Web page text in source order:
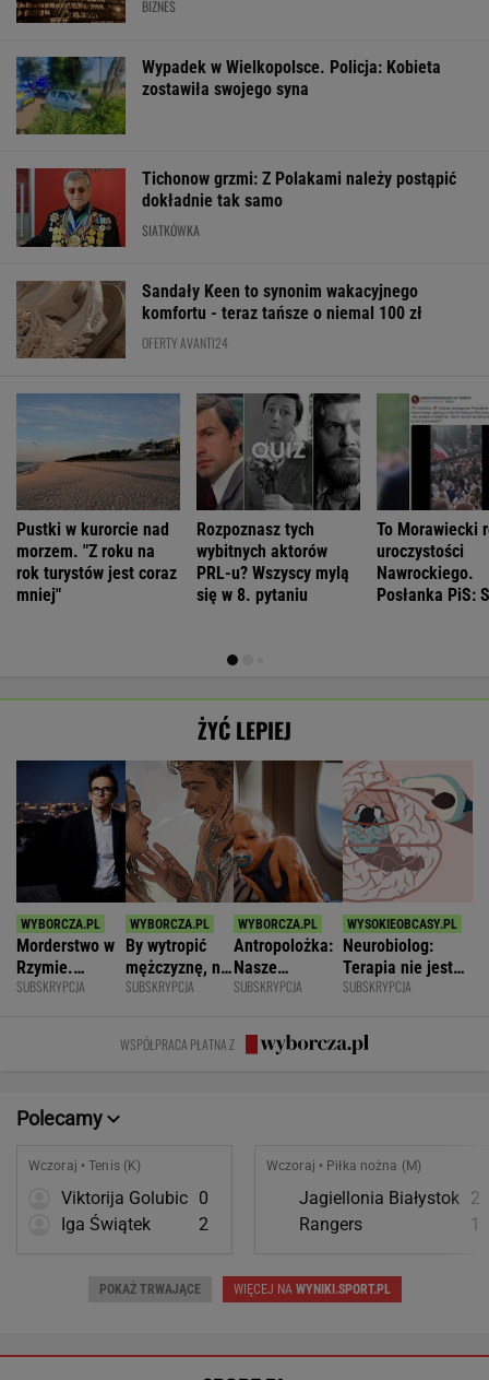
BIZNES
Wypadek w Wielkopolsce. Policja: Kobieta
zostawiła swojego syna
Tichonow grzmi: Z Polakami należy postąpić
dokładnie tak samo
SIATKÓWKA
Sandały Keen to synonim wakacyjnego
komfortu - teraz tańsze o niemal 100 zł
OFERTY AVANTI24
Pustki w kurorcie nad
morzem. "Z roku na
rok turystów jest coraz
mniej"
Rozpoznasz tych
wybitnych aktorów
PRL-u? Wszyscy mylą
się w 8. pytaniu
To Morawiecki
uroczystości
Nawrockiego.
Posłanka PiS:
ŻYĆ LEPIEJ
Morderstwo w
Rzymie.
Dlaczego
SUBSKRYPCJA
By wytropić
mężczyznę, nie
musi nawet
krzesła.
SUBSKRYPCJA
Antropolożka:
Nasze
społeczeństwo
SUBSKRYPCJA
Neurobiolog:
Terapia nie jest
konieczna. Mózg
zmianę
SUBSKRYPCJA
WSPÓŁPRACA PŁATNA Z
Polecamy
Wczoraj • Tenis (K)
Viktorija Golubic 0
Iga Świątek
2
Wczoraj • Piłka nożna (M)
Jagiellonia Białystok 2
Rangers
1
POKAŻ TRWAJĄCE WIĘCEJ NAWYNIKI.SPORT.PL